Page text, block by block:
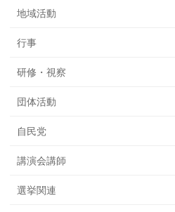
地域活動
行事
研修・視察
団体活動
自民党
講演会講師
選挙関連